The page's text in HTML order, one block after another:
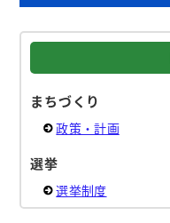
まちづくり
政策・計画
選挙
選挙制度